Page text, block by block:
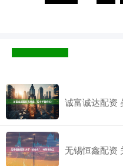
诚富诚达配资
无锡恒鑫配资